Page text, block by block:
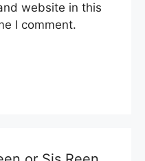
website in this
I comment.